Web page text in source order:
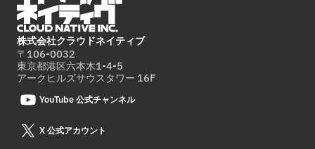
株式会社クラウドネイティブ
〒106-0032
東京都港区六本木1-4-5
アークヒルズサウスタワー 16F
YouTube 公式チャンネル
X 公式アカウント